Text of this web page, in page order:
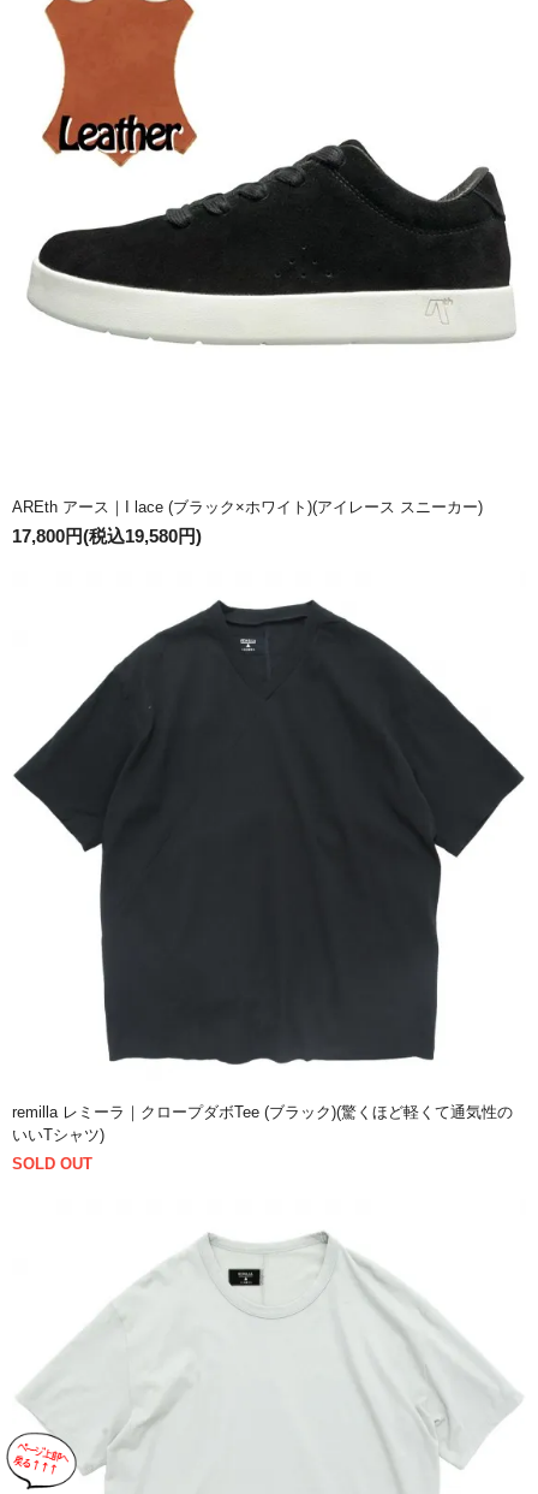
AREth アース｜I lace (ブラック×ホワイト)(アイレース スニーカー)
17,800円(税込19,580円)
remilla レミーラ｜クロープダボTee (ブラック)(驚くほど軽くて通気性の
いいTシャツ)
SOLD OUT